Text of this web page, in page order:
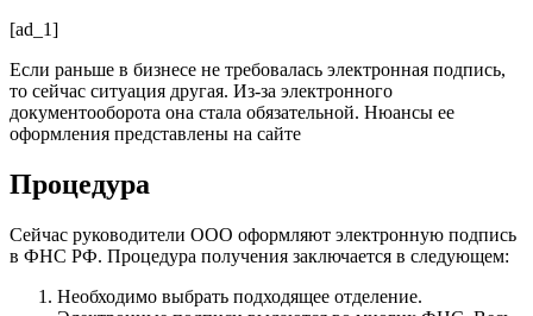
[ad_1]
Если раньше в бизнесе не требовалась электронная подпись,
то сейчас ситуация другая. Из-за электронного
документооборота она стала обязательной. Нюансы ее
оформления представлены на сайте
Процедура
Сейчас руководители ООО оформляют электронную подпись
в ФНС РФ. Процедура получения заключается в следующем:
Необходимо выбрать подходящее отделение.